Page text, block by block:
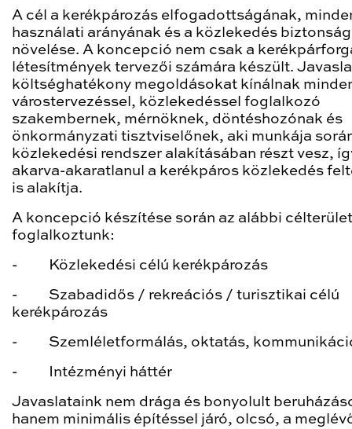
A cél a kerékpározás elfogadottságának,
használati arányának és a közlekedés
növelése. A koncepció nem csak a
létesítmények tervezői számára készült.
költséghatékony megoldásokat kínálnak
várostervezéssel, közlekedéssel foglalkozó
szakembernek, mérnöknek, döntéshozónak és
önkormányzati tisztviselőnek, aki munkája
közlekedési rendszer alakításában részt vesz,
akarva-akaratlanul a kerékpáros közlekedés
is alakítja.
A koncepció készítése során az alábbi
foglalkoztunk:
- Közlekedési célú kerékpározás
- Szabadidős / rekreációs / turisztikai célú
kerékpározás
- Szemléletformálás, oktatás,
- Intézményi háttér
Javaslataink nem drága és bonyolult
hanem minimális építéssel járó, olcsó, a